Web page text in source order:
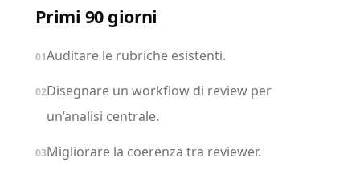
Primi 90 giorni
01Auditare le rubriche esistenti.
02Disegnare un workflow di review per
un’analisi centrale.
03Migliorare la coerenza tra reviewer.